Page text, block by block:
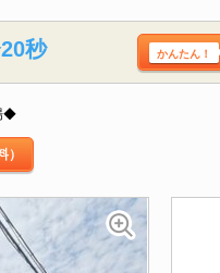
秒 かんたん！
◆
）